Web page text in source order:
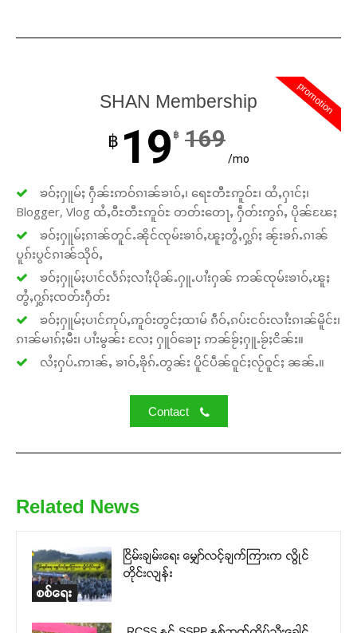
promotion
SHAN Membership
฿ 19 ฿ 169
/mo
ၶဝ်ႈႁူမ်ႈ ႁဵၼ်းဢဝ်ၵၢၼ်ၶၢဝ်ႇ၊ ရေႊတီႊဢူဝ်ႊ၊ ထႆႇႁၢင်ႈ၊
Blogger, Vlog ထႆႇဝီႊတီႊဢူဝ်ႊ တတ်းတေႃႇ ႁဵတ်းဢွၵ်ႇ ပိုၼ်ၽႄႈ
ၶဝ်ႈႁူမ်ႈၵၢၼ်တူင်ႉၼိုင်ၸုမ်းၶၢဝ်ႇၽူႈတွႆႇႁွၵ်ႈ ၼႂ်းၶၵ်ႉၵၢၼ်
ပူၵ်းပွင်ၵၢၼ်သိုဝ်ႇ
ၶဝ်ႈႁူမ်ႈပၢင်လႅၵ်ႈလၢႆႈပိုၼ်ႉႁူႉပၢႆးႁၼ် ဢၼ်ၸုမ်းၶၢဝ်ႇၽူႈ
တွႆႇႁွၵ်ႈၸတ်းႁဵတ်း
ၶဝ်ႈႁူမ်ႈပၢင်ဢုပ်ႇဢူဝ်းတွင်ႈထၢမ် ၵဵဝ်ႇၵပ်းငဝ်းလၢႆးၵၢၼ်မိူင်း၊
ၵၢၼ်မၢၵ်ႈမီး၊ ပၢႆးမွၼ်း လႄႈ ႁူဝ်ၶေႃႈ ဢၼ်ၶႂ်ႈႁူႉၶႂ်ႈငိၼ်း။
လႆႈႁပ်ႉဢၢၼ်ႇ ၶၢဝ်ႇၶိုၵ်ႉတွၼ်း ပိူင်ပဵၼ်ဝူင်ႈလႂ်ဝူင်ႈ ၼၼ်ႉ။
Contact
Related News
စစ်ရေး
ငြိမ်းချမ်းရေး မျှော်လင့်ချက်ကြားက လွိုင်
တိုင်းလျန်း